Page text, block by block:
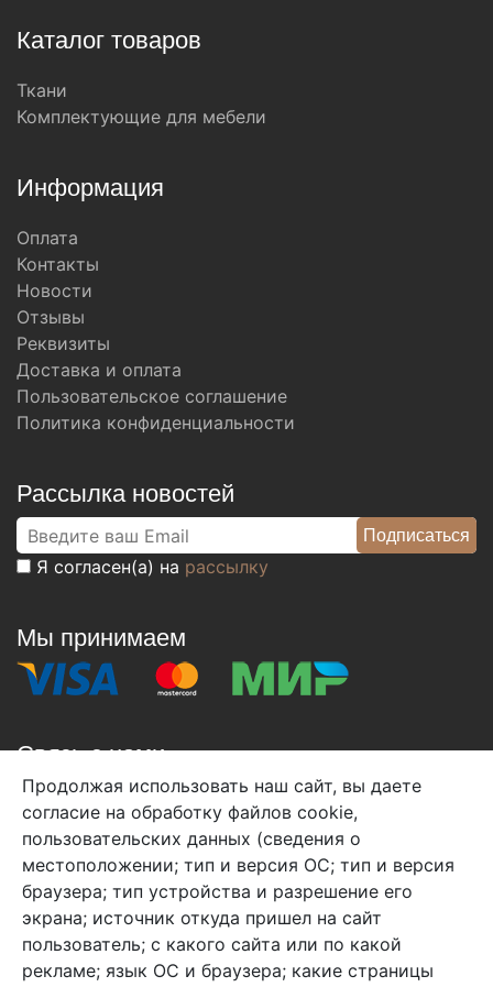
Каталог товаров
Ткани
Комплектующие для мебели
Информация
Оплата
Контакты
Новости
Отзывы
Реквизиты
Доставка и оплата
Пользовательское соглашение
Политика конфиденциальности
Рассылка новостей
Я согласен(а) на рассылку
Мы принимаем
Связь с нами
+7 (495) 933-38-08
info@arben-textile.ru- оптовые продажи
Арбен текстиль г. Щелково, пер.
Продолжая использовать наш сайт, вы даете
согласие на обработку файлов cookie,
пользовательских данных (сведения о
местоположении; тип и версия ОС; тип и версия
браузера; тип устройства и разрешение его
экрана; источник откуда пришел на сайт
пользователь; с какого сайта или по какой
рекламе; язык ОС и браузера; какие страницы